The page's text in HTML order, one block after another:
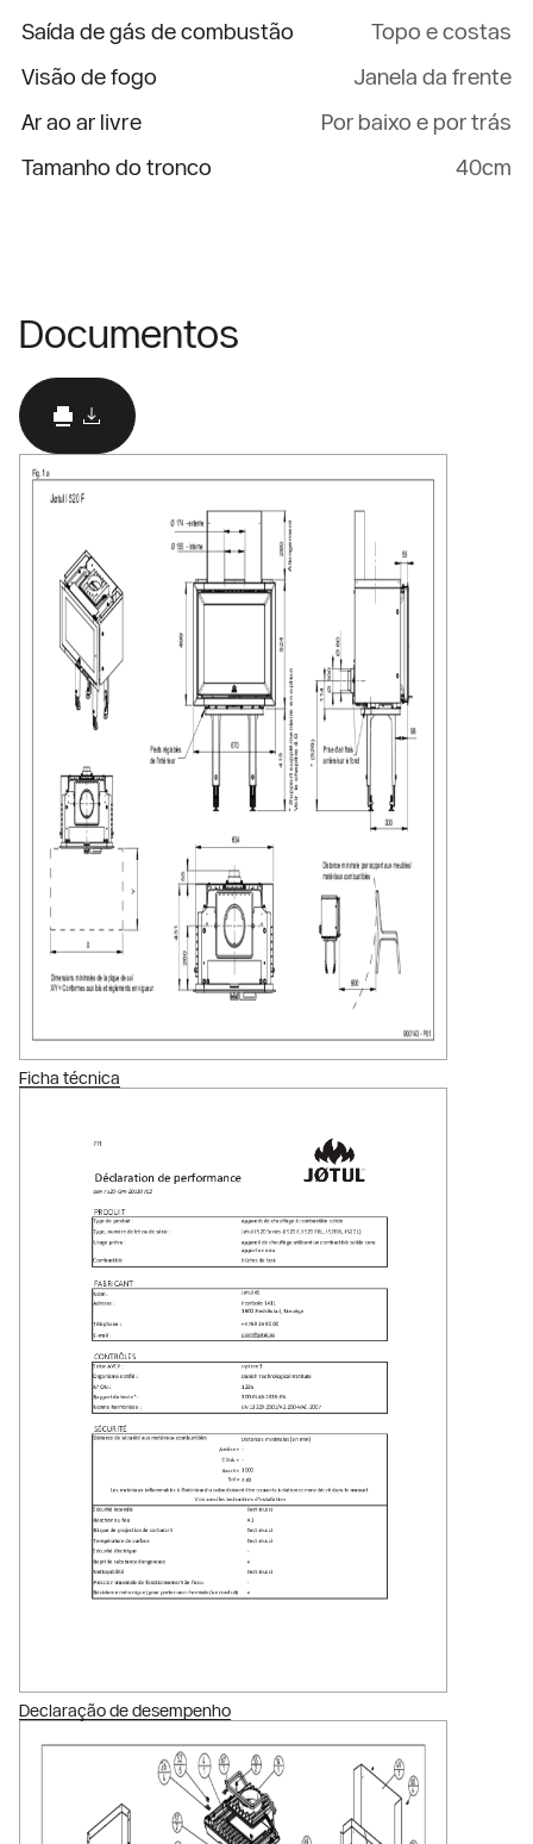
Saída de gás de combustão
Topo e costas
Visão de fogo
Janela da frente
Ar ao ar livre
Por baixo e por trás
Tamanho do tronco
40cm
Documentos
Ficha técnica
Declaração de desempenho